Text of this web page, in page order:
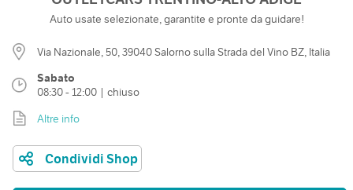
Auto usate selezionate, garantite e pronte da guidare!
Via Nazionale, 50, 39040 Salorno sulla Strada del Vino BZ, Italia
Sabato
08:30 - 12:00 | chiuso
Altre info
Condividi Shop